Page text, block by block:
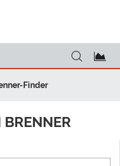
Finder